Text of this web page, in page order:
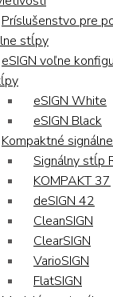
Príslušenstvo pre
stĺpy
eSIGN voľne
eSIGN White
eSIGN Black
Kompaktné
Signálny stĺp
KOMPAKT 37
deSIGN 42
CleanSIGN
ClearSIGN
VarioSIGN
FlatSIGN